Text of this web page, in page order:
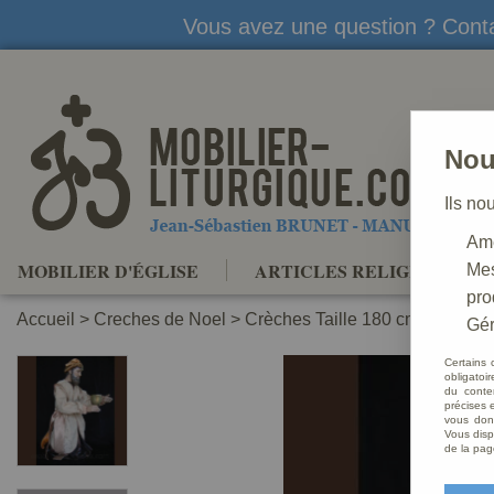
Vous avez une question ?
MOBILIER D'ÉGLISE ARTICLES RELIGIEUX
Accueil > Creches de Noel > Crèches Taille 180 cm
Ils
Certains
du
précises
vous
Vous
de la